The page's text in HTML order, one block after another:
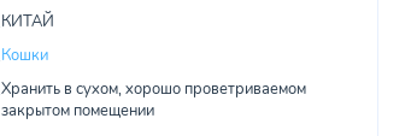
КИТАЙ
Кошки
Хранить в сухом, хорошо проветриваемом
закрытом помещении